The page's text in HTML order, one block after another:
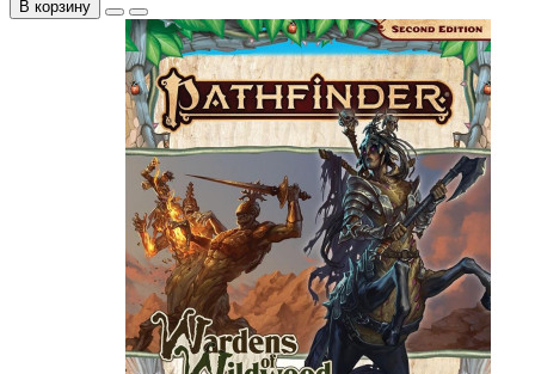
В корзину